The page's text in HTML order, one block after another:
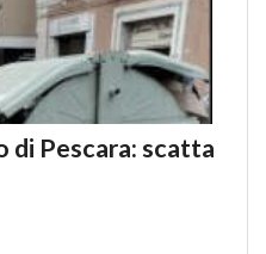
di Pescara: scatta